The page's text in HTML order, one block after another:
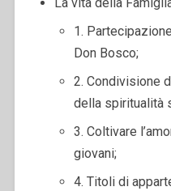
1.
Don Bosco;
2. Condivisione
della spiritualità
3. Coltivare
giovani;
4. Titoli di